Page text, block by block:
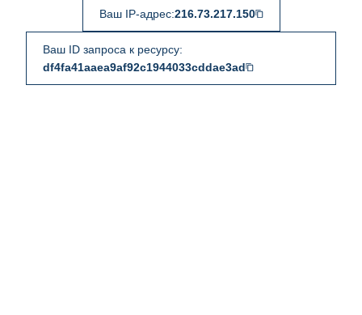
Ваш IP-адрес:216.73.217.150
Ваш ID запроса к ресурсу:
df4fa41aaea9af92c1944033cddae3ad